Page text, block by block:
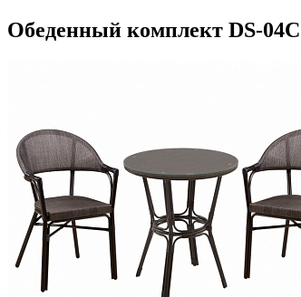
Обеденный комплект DS-04C